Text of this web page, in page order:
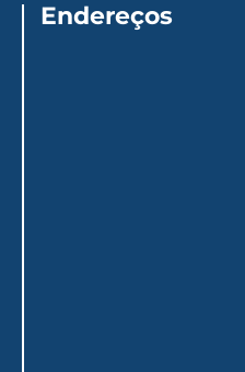
Endereços